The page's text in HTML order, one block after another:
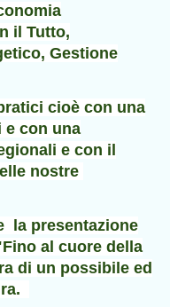
il Tutto,
Gestione
cioè con una
e con una
e con il
nostre
la presentazione
al cuore della
di un possibile ed